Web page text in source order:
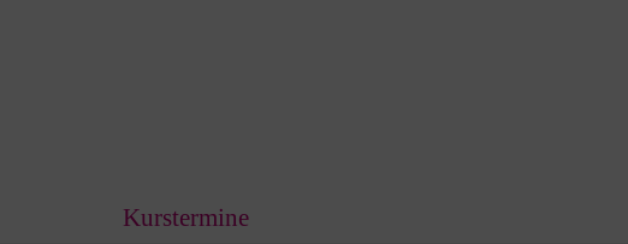
Kurstermine